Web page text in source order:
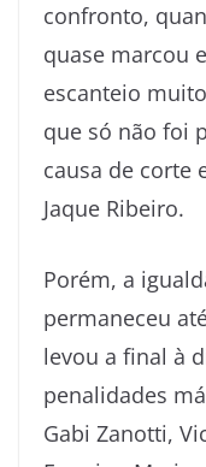
confronto,
quase marcou
escanteio
que só não foi
causa de corte
Jaque Ribeiro.
Porém, a
permaneceu
levou a final à
penalidades
Gabi Zanotti,